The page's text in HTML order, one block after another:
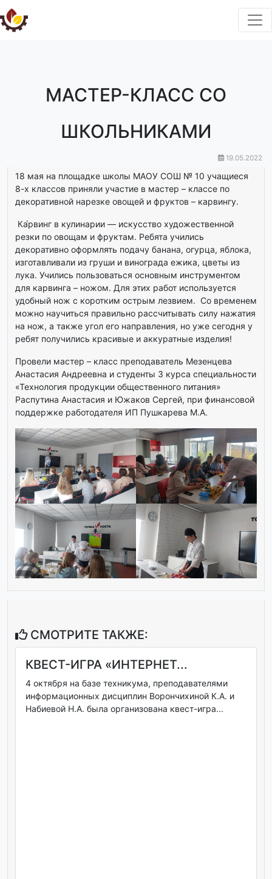
МАСТЕР-КЛАСС СО
ШКОЛЬНИКАМИ
19.05.2022
18 мая на площадке школы МАОУ СОШ № 10 учащиеся
8-х классов приняли участие в мастер – классе по
декоративной нарезке овощей и фруктов – карвингу.
Ка́рвинг в кулинарии — искусство художественной
резки по овощам и фруктам. Ребята учились
декоративно оформлять подачу банана, огурца, яблока,
изготавливали из груши и винограда ежика, цветы из
лука. Учились пользоваться основным инструментом
для карвинга – ножом. Для этих работ используется
удобный нож с коротким острым лезвием. Со временем
можно научиться правильно рассчитывать силу нажатия
на нож, а также угол его направления, но уже сегодня у
ребят получились красивые и аккуратные изделия!
Провели мастер – класс преподаватель Мезенцева
Анастасия Андреевна и студенты 3 курса специальности
«Технология продукции общественного питания»
Распутина Анастасия и Южаков Сергей, при финансовой
поддержке работодателя ИП Пушкарева М.А.
СМОТРИТЕ ТАКЖЕ:
КВЕСТ-ИГРА «ИНТЕРНЕТ...
4 октября на базе техникума, преподавателями
информационных дисциплин Ворончихиной К.А. и
Набиевой Н.А. была организована квест-игра...